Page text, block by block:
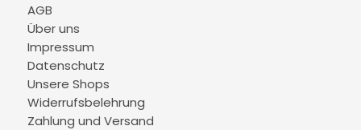
AGB
Über uns
Impressum
Datenschutz
Unsere Shops
Widerrufsbelehrung
Zahlung und Versand